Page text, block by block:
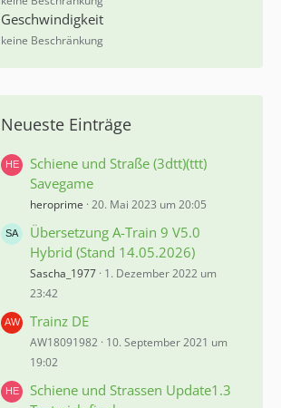
5
%
Geschwindigkeit
keine Beschränkung
Neueste Einträge
Schiene und Straße (3dtt)(ttt)
Savegame
heroprime 20. Mai 2023 um 20:05
Übersetzung A-Train 9 V5.0
Hybrid (Stand 14.05.2026)
Sascha_1977 1. Dezember 2022 um
23:42
Trainz DE
AW18091982 10. September 2021 um
19:02
Schiene und Strassen Update1.3